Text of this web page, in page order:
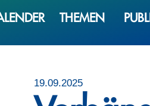
THEMEN
19.09.2025